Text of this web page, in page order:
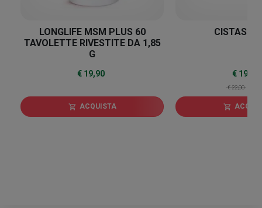
LONGLIFE MSM PLUS 60
TAVOLETTE RIVESTITE DA 1,85
G
€ 19,90
shopping_cart ACQUISTA
CISTASI
€ 19,42
€ 22,00
shopping_cart